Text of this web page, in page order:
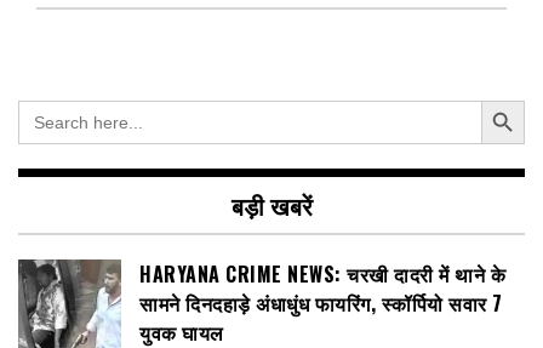
Search
for:
Search Button
बड़ी खबरें
HARYANA CRIME NEWS: चरखी दादरी में थाने के
सामने दिनदहाड़े अंधाधुंध फायरिंग, स्कॉर्पियो सवार 7
युवक घायल